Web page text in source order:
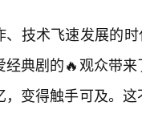
技术飞速发展的
典剧的🔥观众带
变得触手可及。